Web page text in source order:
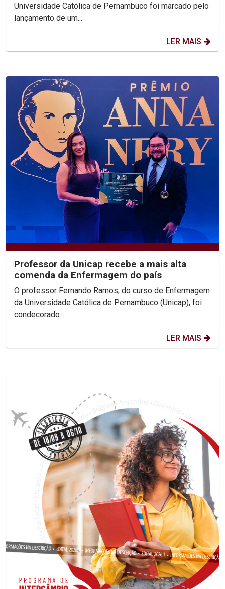
Universidade Católica de Pernambuco foi marcado pelo
lançamento de um...
LER MAIS
Professor da Unicap recebe a mais alta
comenda da Enfermagem do país
O professor Fernando Ramos, do curso de Enfermagem
da Universidade Católica de Pernambuco (Unicap), foi
condecorado...
LER MAIS